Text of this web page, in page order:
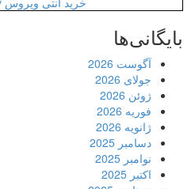
بایگانی‌ها
آگوست 2026
جولای 2026
ژوئن 2026
فوریه 2026
ژانویه 2026
دسامبر 2025
نوامبر 2025
اکتبر 2025